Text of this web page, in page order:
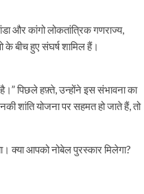
और कांगो लोकतांत्रिक गणराज्य,
के बीच हुए संघर्ष शामिल हैं।
पिछले हफ़्ते, उन्होंने इस संभावना का
शांति योजना पर सहमत हो जाते हैं, तो
क्या आपको नोबेल पुरस्कार मिलेगा?